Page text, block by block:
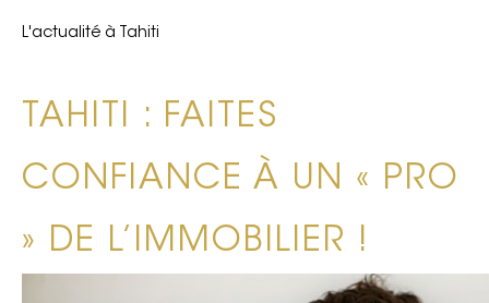
L'actualité à Tahiti
TAHITI : FAITES
CONFIANCE À UN « PRO
» DE L’IMMOBILIER !